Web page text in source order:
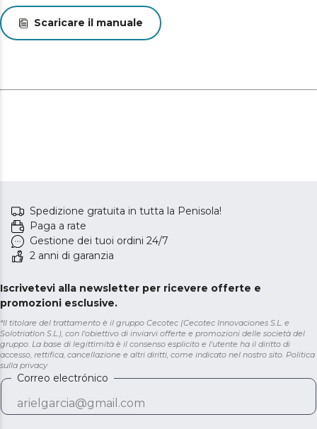
Scaricare il manuale
Spedizione gratuita in tutta la Penisola!
Paga a rate
Gestione dei tuoi ordini 24/7
2 anni di garanzia
Iscrivetevi alla newsletter per ricevere offerte e
promozioni esclusive.
*Il titolare del trattamento è il gruppo Cecotec (Cecotec Innovaciones S.L. e
Solotriatlon S.L.), con l'obiettivo di inviarvi offerte e promozioni delle società del
gruppo. La base di legittimità è il consenso esplicito e l'utente ha il diritto di
accesso, rettifica, cancellazione e altri diritti, come indicato nel nostro sito. Politica
sulla privacy
Correo electrónico